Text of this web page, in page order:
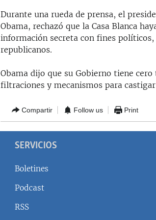
Durante una rueda de prensa, el
Obama, rechazó que la Casa Blanca
información secreta con fines políticos,
republicanos.
Obama dijo que su Gobierno tiene
filtraciones y mecanismos para
Compartir Follow us Print
SERVICIOS
Boletines
Podcast
RSS